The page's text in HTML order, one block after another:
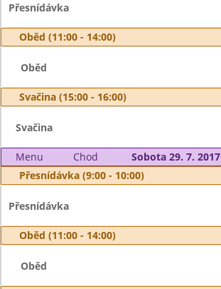
Přesnídávka
Oběd (11:00 - 14:00)
Oběd
Svačina (15:00 - 16:00)
Svačina
Menu Chod
Sobota 29. 7. 2017
Přesnídávka (9:00 - 10:00)
Přesnídávka
Oběd (11:00 - 14:00)
Oběd